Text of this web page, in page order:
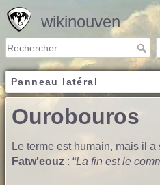
wikinouven
Panneau latéral
Ourobouros
Le terme est humain, mais il
Fatw'eouz : “La fin est le